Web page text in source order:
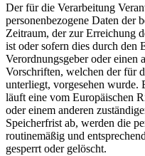
Der für die Verarbeitung
personenbezogene Daten der
Zeitraum, der zur Erreichung
ist oder sofern dies durch den
Verordnungsgeber oder einen
Vorschriften, welchen der für
unterliegt, vorgesehen wurde.
läuft eine vom Europäischen
oder einem anderen
Speicherfrist ab, werden die
routinemäßig und
gesperrt oder gelöscht.